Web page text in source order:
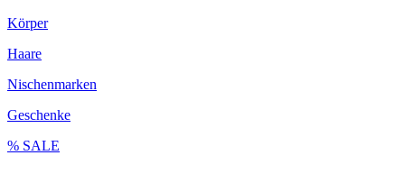
Körper
Haare
Nischenmarken
Geschenke
% SALE